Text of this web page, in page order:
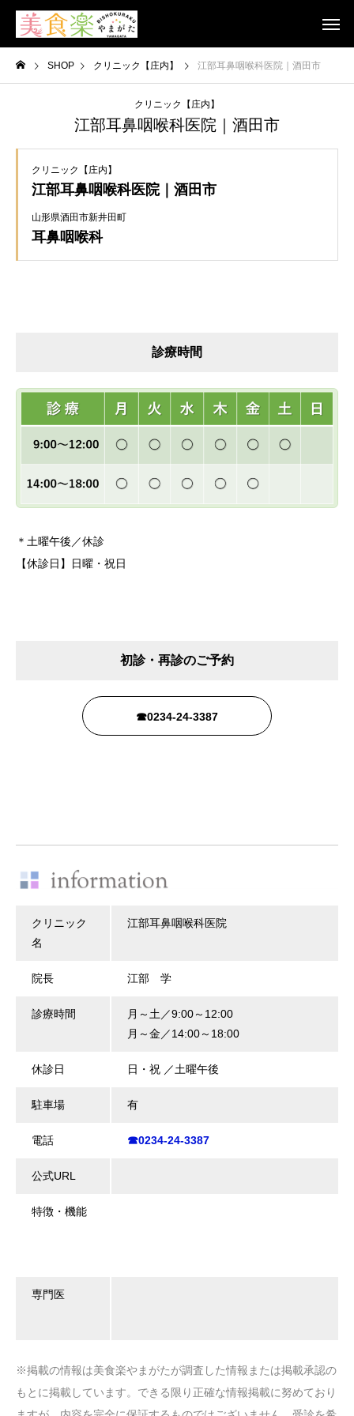
SHOP クリニック【庄内】 江部耳鼻咽喉科医院｜酒田市
クリニック【庄内】
江部耳鼻咽喉科医院｜酒田市
クリニック【庄内】
江部耳鼻咽喉科医院｜酒田市
山形県酒田市新井田町
耳鼻咽喉科
診療時間
＊土曜午後／休診
【休診日】日曜・祝日
初診・再診のご予約
☎0234-24-3387
クリニック
名
江部耳鼻咽喉科医院
院長 江部 学
診療時間
月～土／9:00～12:00
月～金／14:00～18:00
休診日 日・祝 ／土曜午後
駐車場 有
電話 ☎0234-24-3387
公式URL
特徴・機能
専門医
※掲載の情報は美食楽やまがたが調査した情報または掲載承認の
もとに掲載しています。できる限り正確な情報掲載に努めており